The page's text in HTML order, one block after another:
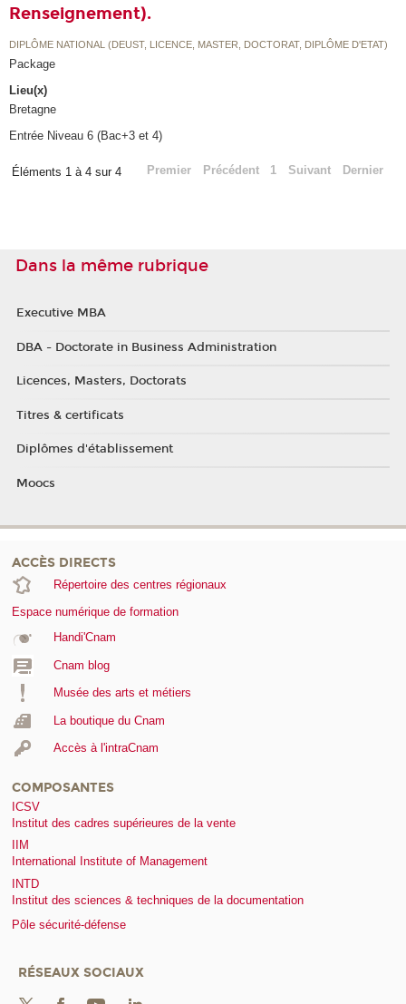
Renseignement).
DIPLÔME NATIONAL (DEUST, LICENCE, MASTER, DOCTORAT, DIPLÔME D'ETAT)
Package
Lieu(x)
Bretagne
Entrée Niveau 6 (Bac+3 et 4)
Éléments 1 à 4 sur 4 Premier Précédent 1 Suivant Dernier
Dans la même rubrique
Executive MBA
DBA - Doctorate in Business Administration
Licences, Masters, Doctorats
Titres & certificats
Diplômes d'établissement
Moocs
ACCÈS DIRECTS
Répertoire des centres régionaux
Espace numérique de formation
Handi'Cnam
Cnam blog
Musée des arts et métiers
La boutique du Cnam
Accès à l'intraCnam
COMPOSANTES
ICSV
Institut des cadres supérieures de la vente
IIM
International Institute of Management
INTD
Institut des sciences & techniques de la documentation
Pôle sécurité-défense
RÉSEAUX SOCIAUX